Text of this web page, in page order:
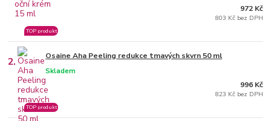
TOP produkt
972 Kč
803 Kč bez DPH
2. Osaine Aha Peeling redukce tmavých skvrn 50 ml
Skladem
TOP produkt
996 Kč
823 Kč bez DPH